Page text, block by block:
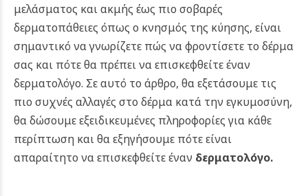
μελάσματος και ακμής έως πιο σοβαρές
δερματοπάθειες όπως ο κνησμός της κύησης, είναι
σημαντικό να γνωρίζετε πώς να φροντίσετε το δέρμα
σας και πότε θα πρέπει να επισκεφθείτε έναν
δερματολόγο. Σε αυτό το άρθρο, θα εξετάσουμε τις
πιο συχνές αλλαγές στο δέρμα κατά την εγκυμοσύνη,
θα δώσουμε εξειδικευμένες πληροφορίες για κάθε
περίπτωση και θα εξηγήσουμε πότε είναι
απαραίτητο να επισκεφθείτε έναν δερματολόγο.